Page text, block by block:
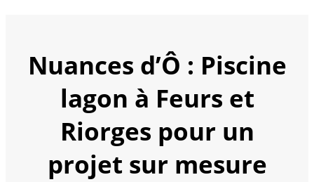
Nuances d’Ô : Piscine
lagon à Feurs et
Riorges pour un
projet sur mesure